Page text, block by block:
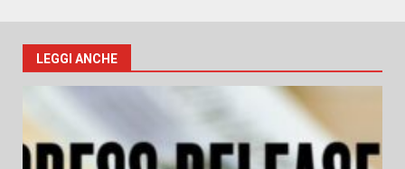
LEGGI ANCHE